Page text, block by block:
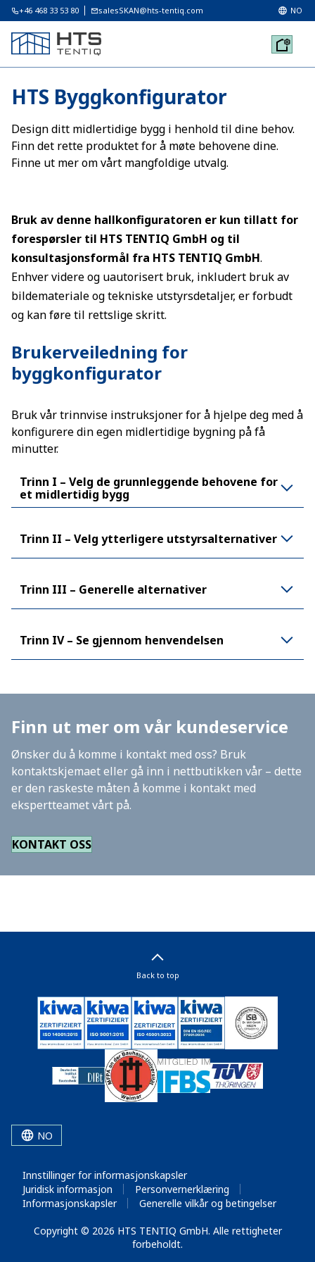
+46 468 33 53 80 salesSKAN@hts-tentiq.com NO
HTS Byggkonfigurator
Design ditt midlertidige bygg i henhold til dine behov.
Finn det rette produktet for å møte behovene dine.
Finne ut mer om vårt mangfoldige utvalg.
Bruk av denne hallkonfiguratoren er kun tillatt for
forespørsler til HTS TENTIQ GmbH og til
konsultasjonsformål fra HTS TENTIQ GmbH.
Enhver videre og uautorisert bruk, inkludert bruk av
bildemateriale og tekniske utstyrsdetaljer, er forbudt
og kan føre til rettslige skritt.
Brukerveiledning for
byggkonfigurator
Bruk vår trinnvise instruksjoner for å hjelpe deg med å
konfigurere din egen midlertidige bygning på få
minutter.
Trinn I – Velg de grunnleggende behovene for
et midlertidig bygg
Trinn II – Velg ytterligere utstyrsalternativer
Trinn III – Generelle alternativer
Trinn IV – Se gjennom henvendelsen
Finn ut mer om vår kundeservice
Ønsker du å komme i kontakt med oss? Bruk
kontaktskjemaet eller gå inn i nettbutikken vår – dette
er den raskeste måten å komme i kontakt med
ekspertteamet vårt på.
KONTAKT OSS
Back to top
NO
Innstillinger for informasjonskapsler
Juridisk informasjon
Personvernerklæring
Informasjonskapsler
Generelle vilkår og betingelser
Copyright © 2026 HTS TENTIQ GmbH. Alle rettigheter
forbeholdt.